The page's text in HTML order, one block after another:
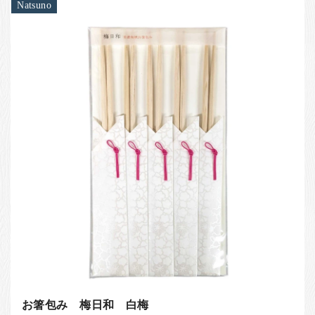
Natsuno
お箸包み 梅日和 白梅